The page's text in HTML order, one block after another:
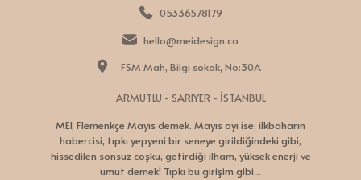
05336578179
hello@meidesign.co
FSM Mah, Bilgi sokak, No:30A
ARMUTLU - SARIYER - İSTANBUL
MEI, Flemenkçe Mayıs demek. Mayıs ayı ise; ilkbaharın
habercisi, tıpkı yepyeni bir seneye girildiğindeki gibi,
hissedilen sonsuz coşku, getirdiği ilham, yüksek enerji ve
umut demek! Tıpkı bu girişim gibi...